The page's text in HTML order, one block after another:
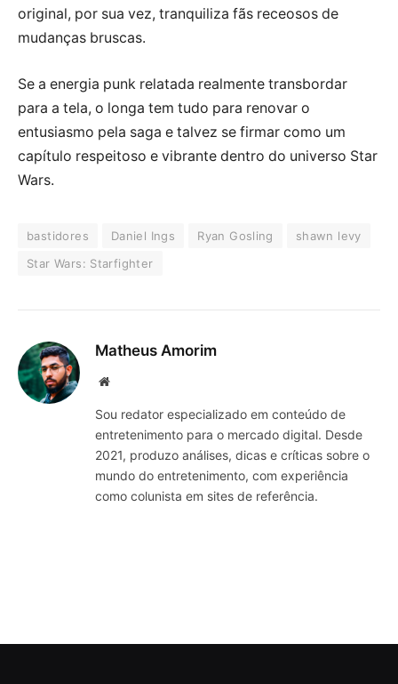
original, por sua vez, tranquiliza fãs receosos de
mudanças bruscas.
Se a energia punk relatada realmente transbordar
para a tela, o longa tem tudo para renovar o
entusiasmo pela saga e talvez se firmar como um
capítulo respeitoso e vibrante dentro do universo Star
Wars.
bastidores Daniel Ings Ryan Gosling
shawn levy
Star Wars: Starfighter
Matheus Amorim
Website
Sou redator especializado em conteúdo de
entretenimento para o mercado digital. Desde
2021, produzo análises, dicas e críticas sobre o
mundo do entretenimento, com experiência
como colunista em sites de referência.